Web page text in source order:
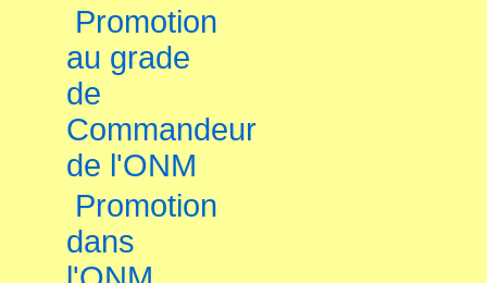
Promotion
au grade
de
Commandeur
de l'ONM
Promotion
dans